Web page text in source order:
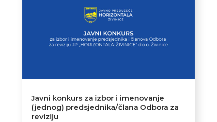
Javni konkurs za izbor i imenovanje
(jednog) predsjednika/člana Odbora za
reviziju